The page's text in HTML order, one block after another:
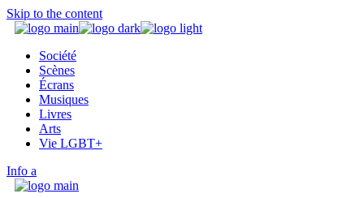
Skip to the content
Société
Scènes
Écrans
Musiques
Livres
Arts
Vie LGBT+
Info